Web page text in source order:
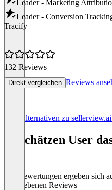
Leader - Marketing
Leader - Conversion
Tracify
132 Reviews
Direkt vergleichen Reviews
Alle Alternativen zu sellerview.ai
So schätzen User
Die Bewertungen ergeben sich
abgegebenen Reviews